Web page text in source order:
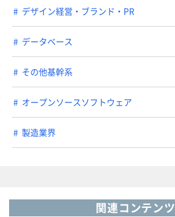
デザイン経営・ブランド・PR
データベース
その他基幹系
オープンソースソフトウェア
製造業界
関連コンテンツ